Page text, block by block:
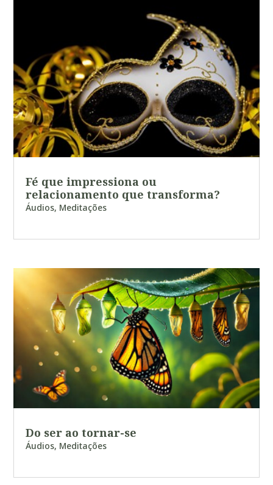
Fé que impressiona ou
relacionamento que transforma?
Áudios, Meditações
Do ser ao tornar-se
Áudios, Meditações